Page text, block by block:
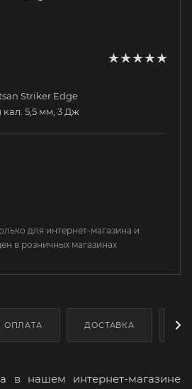
Striker Edge
кал. 5,5 мм, 3 Дж
для интернет-магазина и
в розничных магазинах
ОПЛАТА ДОСТАВКА
в нашем интернет-магазине